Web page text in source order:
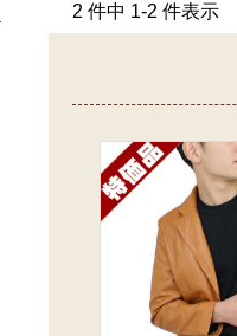
2 件中 1-2 件表示